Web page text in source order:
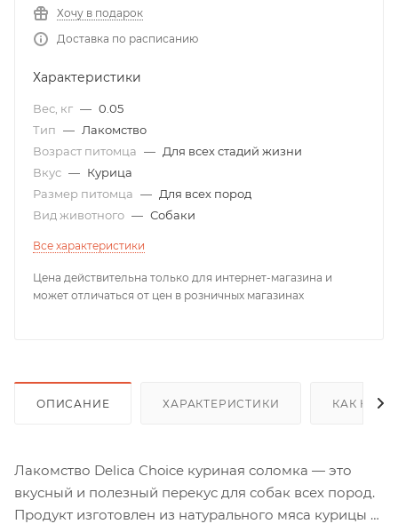
Хочу в подарок
Доставка по расписанию
Характеристики
Вес, кг — 0.05
Тип — Лакомство
Возраст питомца — Для всех стадий жизни
Вкус — Курица
Размер питомца — Для всех пород
Вид животного — Собаки
Все характеристики
Цена действительна только для интернет-магазина и
может отличаться от цен в розничных магазинах
ОПИСАНИЕ ХАРАКТЕРИСТИКИ КАК
Лакомство Delica Choice куриная соломка — это
вкусный и полезный перекус для собак всех пород.
Продукт изготовлен из натурального мяса курицы с